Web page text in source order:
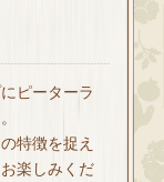
ピーターラ
特徴を捉え
楽しみくだ